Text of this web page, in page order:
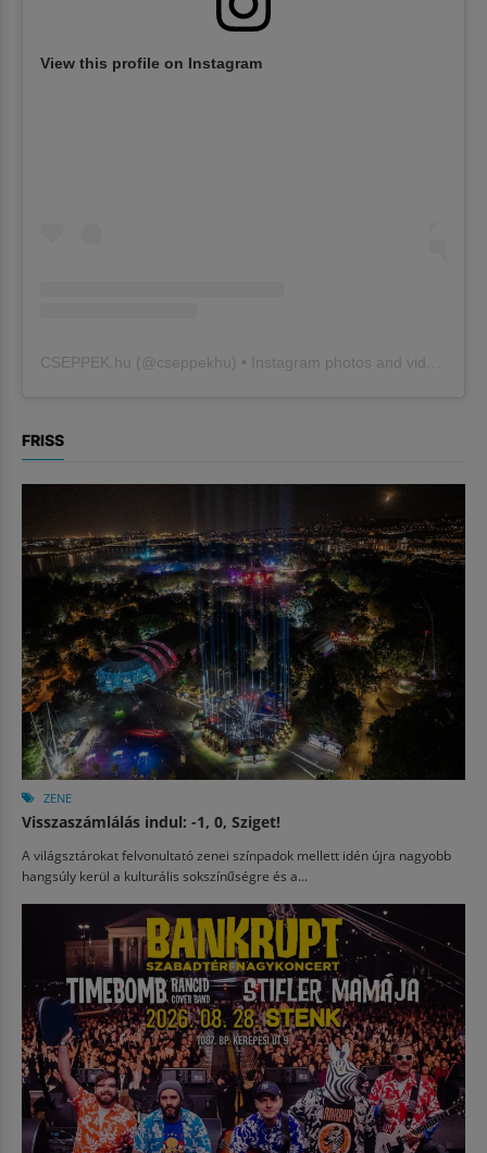
View this profile on Instagram
CSEPPEK.hu (@cseppekhu ) • Instagram photos and videos
FRISS
ZENE
Visszaszámlálás indul: -1, 0, Sziget!
A világsztárokat felvonultató zenei színpadok mellett idén újra nagyobb
hangsúly kerül a kulturális sokszínűségre és a...